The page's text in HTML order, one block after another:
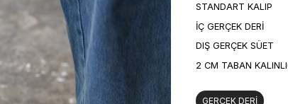
STANDART KALIP
İÇ GERÇEK DERİ
DIŞ GERÇEK SÜET
2 CM TABAN
GERÇEK DERİ